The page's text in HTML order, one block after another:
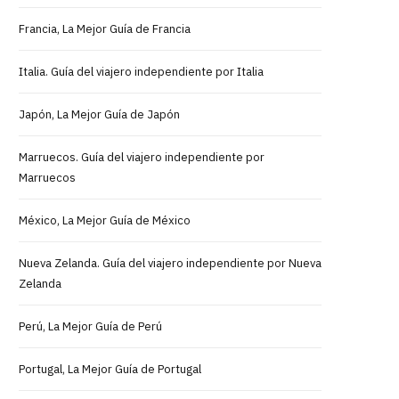
Francia, La Mejor Guía de Francia
Italia. Guía del viajero independiente por Italia
Japón, La Mejor Guía de Japón
Marruecos. Guía del viajero independiente por
Marruecos
México, La Mejor Guía de México
Nueva Zelanda. Guía del viajero independiente por Nueva
Zelanda
Perú, La Mejor Guía de Perú
Portugal, La Mejor Guía de Portugal